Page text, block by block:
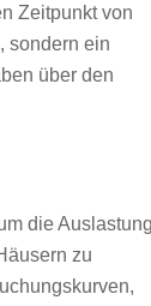
Zeitpunkt von
sondern ein
über den
die
zu